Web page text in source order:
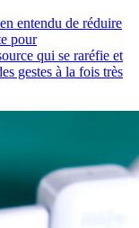
entendu de réduire
pour
qui se raréfie et
gestes à la fois très